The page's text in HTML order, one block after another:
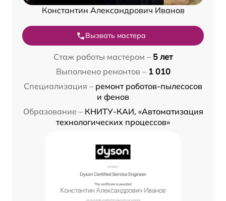
Константин Александрович Иванов
Вызвать мастера
Стаж работы мастером – 5 лет
Выполнено ремонтов – 1 010
Специализация – ремонт роботов-пылесосов
и фенов
Образование – КНИТУ-КАИ, «Автоматизация
технологических процессов»